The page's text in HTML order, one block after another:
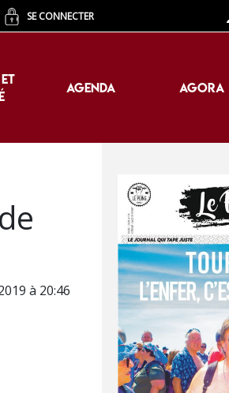
SE CONNECTER
AGENDA AGORA
AGENDA AGORA
à 20:46